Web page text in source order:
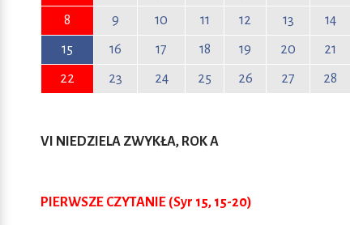
8
9 10 11 12 13
14
15
16 17 18 19 20
21
22
23 24 25 26 27 28
VI NIEDZIELA ZWYKŁA, ROK A
PIERWSZE CZYTANIE (Syr 15, 15-20)